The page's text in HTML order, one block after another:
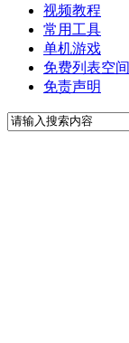
视频教程
常用工具
单机游戏
免费列表空间
免责声明